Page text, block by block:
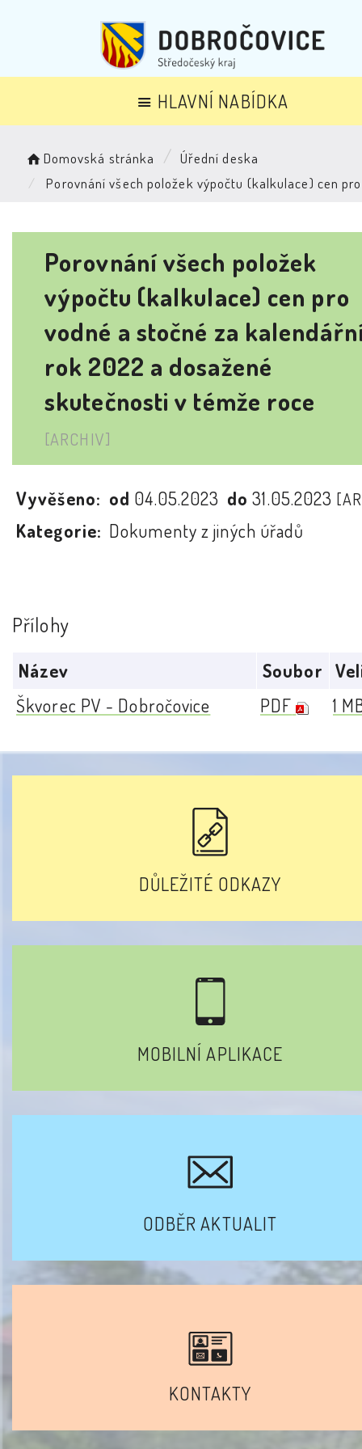
HLAVNÍ NABÍDKA
Domovská stránka
Úřední deska
Porovnání všech položek výpočtu (kalkulace) cen
Porovnání všech položek
výpočtu (kalkulace) cen pro
vodné a stočné za
rok 2022 a dosažené
skutečnosti v témže roce
[ARCHIV]
Vyvěšeno: od 04.05.2023 do31.05.2023
Kategorie: Dokumenty z jiných úřadů
Přílohy
Název Soubor
Škvorec PV - Dobročovice
PDF 1
DŮLEŽITÉ ODKAZY
MOBILNÍ APLIKACE
ODBĚR AKTUALIT
KONTAKTY